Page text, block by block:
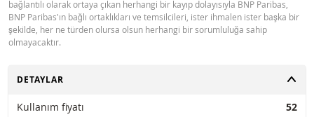
bağlantılı olarak ortaya çıkan herhangi bir kayıp dolayısıyla BNP Paribas,
BNP Paribas'ın bağlı ortaklıkları ve temsilcileri, ister ihmalen ister başka bir
şekilde, her ne türden olursa olsun herhangi bir sorumluluğa sahip
olmayacaktır.
AÇ
DETAYLAR
Kullanım fiyatı
52